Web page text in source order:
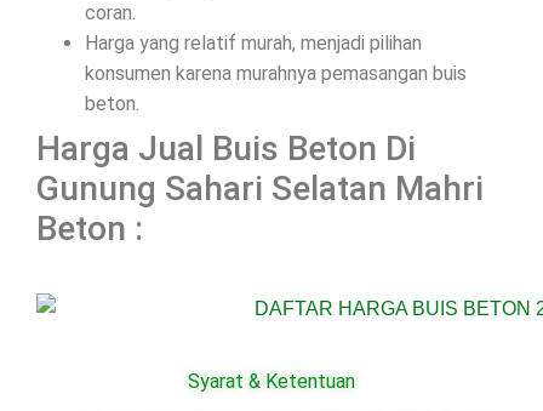
coran.
Harga yang relatif murah, menjadi pilihan
konsumen karena murahnya pemasangan buis
beton.
Harga Jual Buis Beton Di
Gunung Sahari Selatan Mahri
Beton :
Syarat & Ketentuan